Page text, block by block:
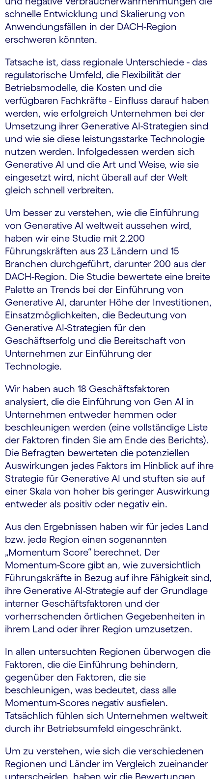
schnelle Entwicklung und Skalierung von
Anwendungsfällen in der DACH-Region
erschweren könnten.
Tatsache ist, dass regionale Unterschiede - das
regulatorische Umfeld, die Flexibilität der
Betriebsmodelle, die Kosten und die
verfügbaren Fachkräfte - Einfluss darauf haben
werden, wie erfolgreich Unternehmen bei der
Umsetzung ihrer Generative AI-Strategien sind
und wie sie diese leistungsstarke Technologie
nutzen werden. Infolgedessen werden sich
Generative AI und die Art und Weise, wie sie
eingesetzt wird, nicht überall auf der Welt
gleich schnell verbreiten.
Um besser zu verstehen, wie die Einführung
von Generative AI weltweit aussehen wird,
haben wir eine Studie mit 2.200
Führungskräften aus 23 Ländern und 15
Branchen durchgeführt, darunter 200 aus der
DACH-Region. Die Studie bewertete eine breite
Palette an Trends bei der Einführung von
Generative AI, darunter Höhe der Investitionen,
Einsatzmöglichkeiten, die Bedeutung von
Generative AI-Strategien für den
Geschäftserfolg und die Bereitschaft von
Unternehmen zur Einführung der
Technologie.
Wir haben auch 18 Geschäftsfaktoren
analysiert, die die Einführung von Gen AI in
Unternehmen entweder hemmen oder
beschleunigen werden (eine vollständige Liste
der Faktoren finden Sie am Ende des Berichts).
Die Befragten bewerteten die potenziellen
Auswirkungen jedes Faktors im Hinblick auf ihre
Strategie für Generative AI und stuften sie auf
einer Skala von hoher bis geringer Auswirkung
entweder als positiv oder negativ ein.
Aus den Ergebnissen haben wir für jedes Land
bzw. jede Region einen sogenannten
„Momentum Score“ berechnet. Der
Momentum-Score gibt an, wie zuversichtlich
Führungskräfte in Bezug auf ihre Fähigkeit sind,
ihre Generative AI-Strategie auf der Grundlage
interner Geschäftsfaktoren und der
vorherrschenden örtlichen Gegebenheiten in
ihrem Land oder ihrer Region umzusetzen.
In allen untersuchten Regionen überwogen die
Faktoren, die die Einführung behindern,
gegenüber den Faktoren, die sie
beschleunigen, was bedeutet, dass alle
Momentum-Scores negativ ausfielen.
Tatsächlich fühlen sich Unternehmen weltweit
durch ihr Betriebsumfeld eingeschränkt.
Um zu verstehen, wie sich die verschiedenen
Regionen und Länder im Vergleich zueinander
unterscheiden, haben wir die Bewertungen